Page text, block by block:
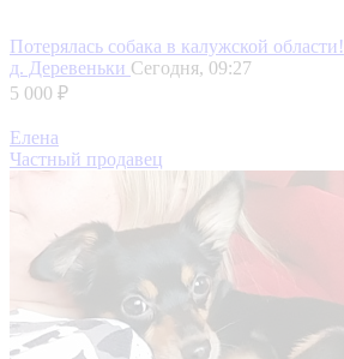
Потерялась собака в калужской области!
д. Деревеньки Сегодня, 09:27
5 000 ₽
Елена
Частный продавец